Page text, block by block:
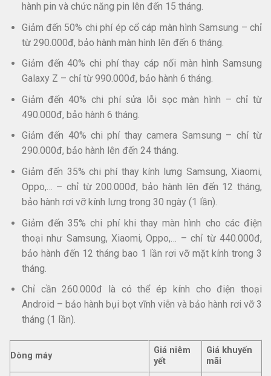
hành pin và chức năng pin lên đến 15 tháng.​
Giảm đến 50% chi phí ép cổ cáp màn hình Samsung – chỉ
từ 290.000đ, bảo hành màn hình lên đến 6 tháng.​
Giảm đến 40% chi phí thay cáp nối màn hình Samsung
Galaxy Z – chỉ từ 990.000đ, bảo hành 6 tháng.​
Giảm đến 40% chi phí sửa lỗi sọc màn hình – chỉ từ
490.000đ, bảo hành 6 tháng.
Giảm đến 40% chi phí thay camera Samsung – chỉ từ
290.000đ, bảo hành lên đến 24 tháng.​
Giảm đến 35% chi phí thay kính lưng Samsung, Xiaomi,
Oppo,… – chỉ từ 200.000đ, bảo hành lên đến 12 tháng,
bảo hành rơi vỡ kính lưng trong 30 ngày (1 lần).
Giảm đến 35% chi phí khi thay màn hình cho các điện
thoại như Samsung, Xiaomi, Oppo,… – chỉ từ 440.000đ,
bảo hành đến 12 tháng bao 1 lần rơi vỡ mặt kính trong 3
tháng.
Chỉ cần 260.000đ là có thể ép kính cho điện thoại
Android – bảo hành bụi bọt vĩnh viễn và bảo hành rơi vỡ 3
tháng (1 lần).
Dòng máy
Giá niêm
yết
Giá khuyến
mãi